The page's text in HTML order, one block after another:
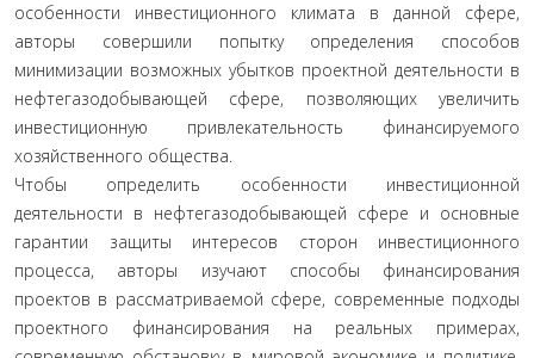
особенности инвестиционного климата в данной сфере,
авторы совершили попытку определения способов
минимизации возможных убытков проектной деятельности в
нефтегазодобывающей сфере, позволяющих увеличить
инвестиционную привлекательность финансируемого
хозяйственного общества.
Чтобы определить особенности инвестиционной
деятельности в нефтегазодобывающей сфере и основные
гарантии защиты интересов сторон инвестиционного
процесса, авторы изучают способы финансирования
проектов в рассматриваемой сфере, современные подходы
проектного финансирования на реальных примерах,